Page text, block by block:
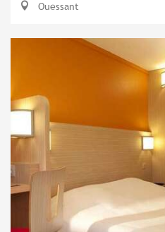
Ouessant